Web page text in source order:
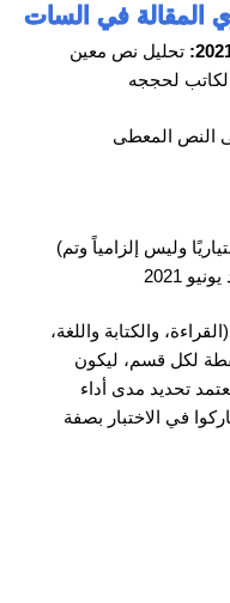
المقالة في السات
تحليل نص معين
النص المعطى
(يرجى ملاحظة أن مقال السات أصبح اختياريًا وليس إلزامياً وتم
والكتابة واللغة،
تتراوح من 200 إلى 800 نقطة لكل قسم، ليكون
400 و1600 نقطة. يعتمد تحديد مدى أداء
في الاختبار بصفة